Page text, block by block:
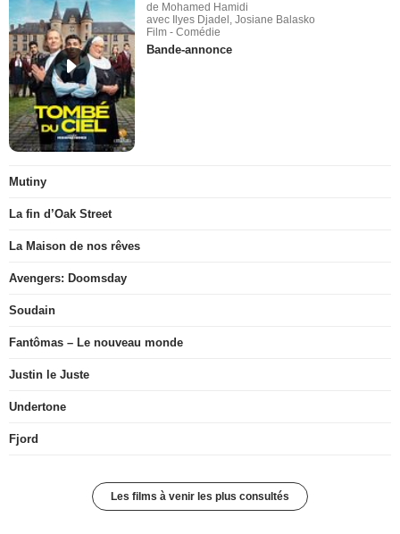
de Mohamed Hamidi
avec Ilyes Djadel, Josiane Balasko
Film - Comédie
Bande-annonce
Mutiny
La fin d’Oak Street
La Maison de nos rêves
Avengers: Doomsday
Soudain
Fantômas – Le nouveau monde
Justin le Juste
Undertone
Fjord
Les films à venir les plus consultés